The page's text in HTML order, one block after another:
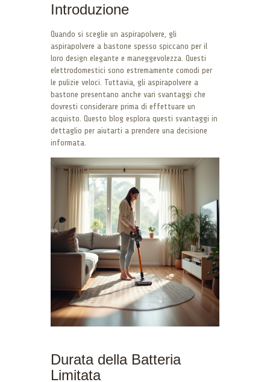
Introduzione
Quando si sceglie un aspirapolvere, gli
aspirapolvere a bastone spesso spiccano per il
loro design elegante e maneggevolezza. Questi
elettrodomestici sono estremamente comodi per
le pulizie veloci. Tuttavia, gli aspirapolvere a
bastone presentano anche vari svantaggi che
dovresti considerare prima di effettuare un
acquisto. Questo blog esplora questi svantaggi in
dettaglio per aiutarti a prendere una decisione
informata.
Durata della Batteria
Limitata